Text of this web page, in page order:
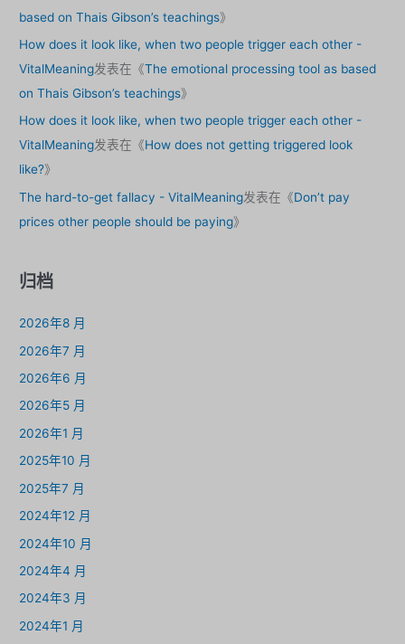
based on Thais Gibson’s teachings》
How does it look like, when two people trigger each other -
VitalMeaning发表在《The emotional processing tool as based
on Thais Gibson’s teachings》
How does it look like, when two people trigger each other -
VitalMeaning发表在《How does not getting triggered look
like?》
The hard-to-get fallacy - VitalMeaning发表在《Don’t pay
prices other people should be paying》
归档
2026年8 月
2026年7 月
2026年6 月
2026年5 月
2026年1 月
2025年10 月
2025年7 月
2024年12 月
2024年10 月
2024年4 月
2024年3 月
2024年1 月